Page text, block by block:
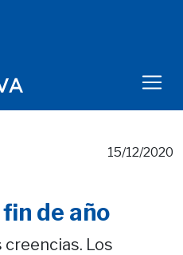
15/12/2020
de año
creencias. Los